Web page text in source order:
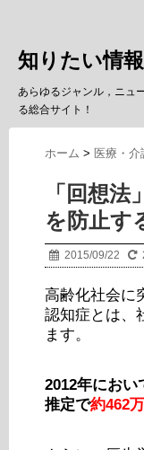
知りたい情
あらゆるジャンル，ニュ
る総合サイト！
ホーム > 医療・介
「回想
を防止す
2015/09/22
高齢化社会に
認知症とは、
ます。
2012年におい
推定で約462